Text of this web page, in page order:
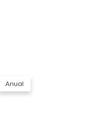
Anual